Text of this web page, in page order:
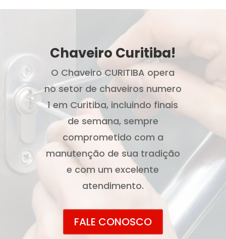
Chaveiro Curitiba!
O Chaveiro CURITIBA opera
no setor de chaveiros numero
1 em Curitiba, incluindo finais
de semana, sempre
comprometido com a
manutenção de sua tradição
e com um excelente
atendimento.
FALE CONOSCO